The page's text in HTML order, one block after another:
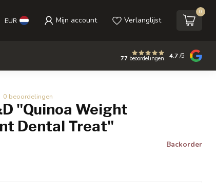
EUR Mijn account Verlanglijst
0
77 beoordelingen 4.7/5
0 beoordelingen
"Quinoa Weight
Dental Treat"
Backorder